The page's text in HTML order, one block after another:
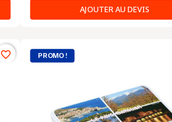
AJOUTER AU DEVIS
favorite_border PROMO !